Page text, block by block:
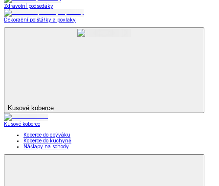
Zdravotní podsedáky
Dekorační polštářky a povlaky
Kusové koberce
Kusové koberce
Koberce do obýváku
Koberce do kuchyně
Nášlapy na schody